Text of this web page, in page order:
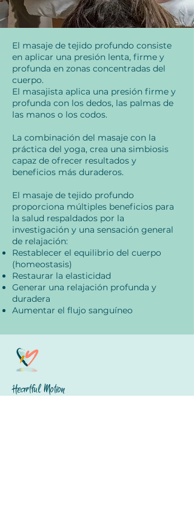
El masaje de tejido profundo consiste
en aplicar una presión lenta, firme y
profunda en zonas concentradas del
cuerpo.
El masajista aplica una presión firme y
profunda con los dedos, las palmas de
las manos o los codos.
La combinación del masaje con la
práctica del yoga, crea una simbiosis
capaz de ofrecer resultados y
beneficios más duraderos.
El masaje de tejido profundo
proporciona múltiples beneficios para
la salud respaldados por la
investigación y una sensación general
de relajación:
Restablecer el equilibrio del cuerpo
(homeostasis)
Restaurar la elasticidad
Generar una relajación profunda y
duradera
Aumentar el flujo sanguíneo
Heartful Motion